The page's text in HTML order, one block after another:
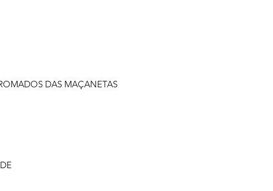
DAS MAÇANETAS